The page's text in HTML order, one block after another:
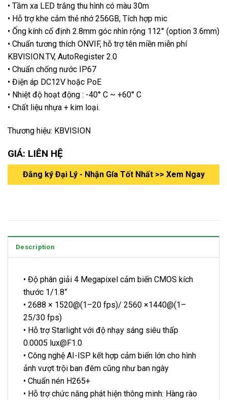
• Tầm xa LED trắng thu hình có màu 30m
• Hỗ trợ khe cắm thẻ nhớ 256GB, Tích hợp mic
• Ống kính cố định 2.8mm góc nhìn rộng 112° (option 3.6mm)
• Chuẩn tương thích ONVIF, hỗ trợ tên miền miễn phí
KBVISION.TV, AutoRegister 2.0
• Chuẩn chống nước IP67
• Điện áp DC12V hoặc PoE
• Nhiệt độ hoạt động : -40° C ~ +60° C
• Chất liệu nhựa + kim loại.
Thương hiệu: KBVISION
GIÁ: LIÊN HỆ
Đăng ký Đại Lý - Nhận Gía Tốt Nhất >> Xem Ngay
Description
• Độ phân giải 4 Megapixel cảm biến CMOS kích
thước 1/1.8”
• 2688 × 1520@(1–20 fps)/ 2560 ×1440@(1–
25/30 fps)
• Hỗ trợ Starlight với độ nhạy sáng siêu thấp
0.0005 lux@F1.0
• Công nghệ AI-ISP kết hợp cảm biến lớn cho hình
ảnh vượt trội ban đêm cũng như ban ngày
• Chuẩn nén H265+
• Hỗ trợ chức năng phát hiện thông minh: Hàng rào